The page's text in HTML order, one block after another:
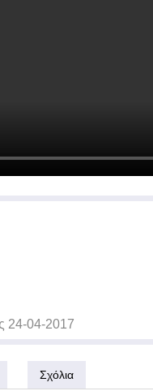
24-04-2017
Σχόλια